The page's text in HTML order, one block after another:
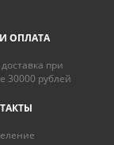
ОПЛАТА
при
30000 рублей